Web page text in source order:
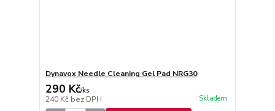
Dynavox Needle Cleaning Gel Pad NRG30
290 Kč/ks
240 Kč bez DPH Skladem